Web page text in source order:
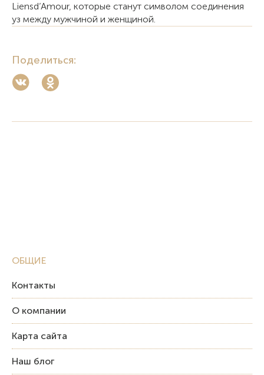
Liensd’Amour, которые станут символом соединения
уз между мужчиной и женщиной.
Поделиться:
ОБЩИЕ
Контакты
О компании
Карта сайта
Наш блог